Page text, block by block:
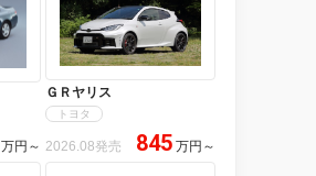
万円 ～
ＧＲヤリス
トヨタ
2026.08発売 845 万円 ～